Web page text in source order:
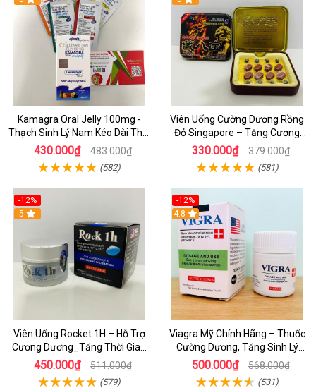
Kamagra Oral Jelly 100mg -
Thạch Sinh Lý Nam Kéo Dài Thời
Gian , 7 Hương Vị Trái Cây
430.000₫ 483.000₫
(582)
Viên Uống Cường Dương Rồng
Đỏ Singapore – Tăng Cương
Cứng Tức Thì, Trị Yếu Sinh Lý
Nam
330.000₫ 379.000₫
(581)
-12%
5
Viên Uống Rocket 1H – Hỗ Trợ
Cương Dương_Tăng Thời Gian
Quan Hệ_ Giữ Phong Độ Nam
Giới
450.000₫ 511.000₫
(579)
-12%
4.8
Viagra Mỹ Chính Hãng – Thuốc
Cường Dương, Tăng Sinh Lý
Nam, Kéo Dài Quan Hệ
500.000₫ 568.000₫
(531)